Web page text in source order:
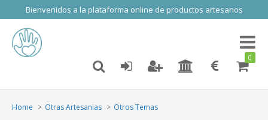
Bienvenidos a la plataforma online de productos artesanos
Toggle
0
Home Otras Artesanias Otros Temas